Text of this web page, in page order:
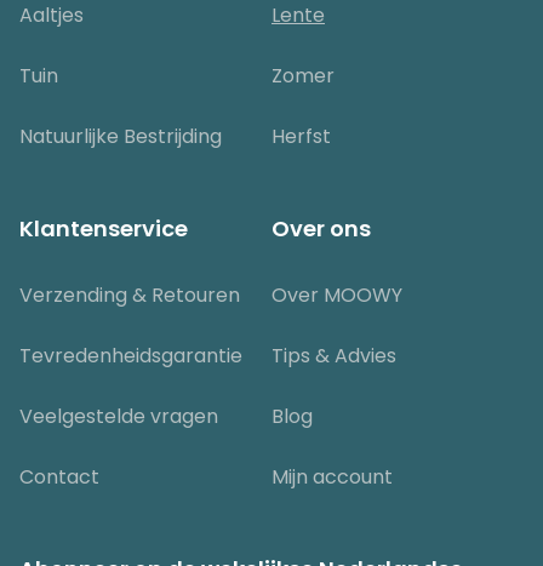
Aaltjes
Tuin
Natuurlijke Bestrijding
Lente
Zomer
Herfst
Klantenservice
Verzending & Retouren
Tevredenheidsgarantie
Veelgestelde vragen
Contact
Over ons
Over MOOWY
Tips & Advies
Blog
Mijn account